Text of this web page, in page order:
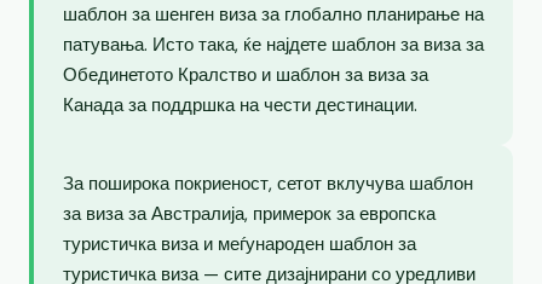
шаблон за шенген виза за глобално планирање на
патувања. Исто така, ќе најдете шаблон за виза за
Обединетото Кралство и шаблон за виза за
Канада за поддршка на чести дестинации.
За поширока покриеност, сетот вклучува шаблон
за виза за Австралија, примерок за европска
туристичка виза и меѓународен шаблон за
туристичка виза — сите дизајнирани со уредливи